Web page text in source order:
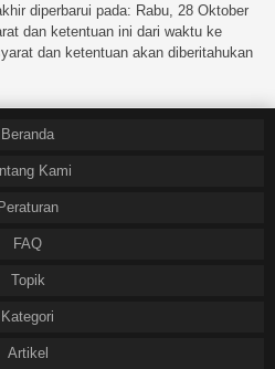
diperbarui pada: Rabu, 28 Oktober
dan ketentuan ini dari waktu ke
dan ketentuan akan diberitahukan
Beranda
Kami
Peraturan
FAQ
Topik
Kategori
Artikel